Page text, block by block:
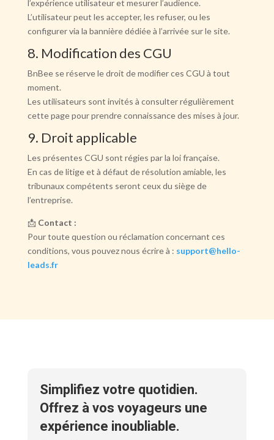
l’expérience utilisateur et mesurer l’audience.
L’utilisateur peut les accepter, les refuser, ou les
configurer via la bannière dédiée à l’arrivée sur le site.
8. Modification des CGU
BnBee se réserve le droit de modifier ces CGU à tout
moment.
Les utilisateurs sont invités à consulter régulièrement
cette page pour prendre connaissance des mises à jour.
9. Droit applicable
Les présentes CGU sont régies par la loi française.
En cas de litige et à défaut de résolution amiable, les
tribunaux compétents seront ceux du siège de
l’entreprise.
📩 Contact :
Pour toute question ou réclamation concernant ces
conditions, vous pouvez nous écrire à : support@hello-
leads.fr
Simplifiez votre quotidien.
Offrez à vos voyageurs une
expérience inoubliable.